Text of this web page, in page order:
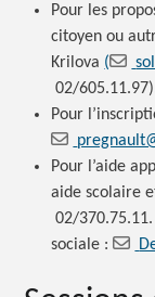
Pour les
citoyen ou
Krilova (
02/605.11.97)
Pour
Pour l’aide
aide scolaire
02/370.75.11.
sociale :